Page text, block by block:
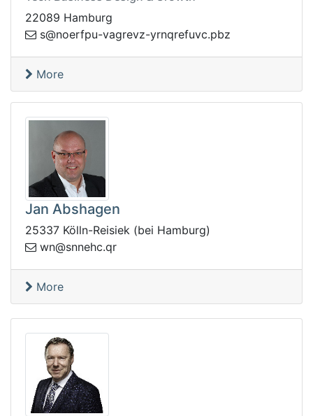
22089 Hamburg
zbp.
cvuferqnry-zvergav-upfreon@s
More
Jan Abshagen
25337 Kölln-Reisiek (bei Hamburg)
rq.chen
ns@nw
More